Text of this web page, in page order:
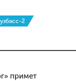
2
примет